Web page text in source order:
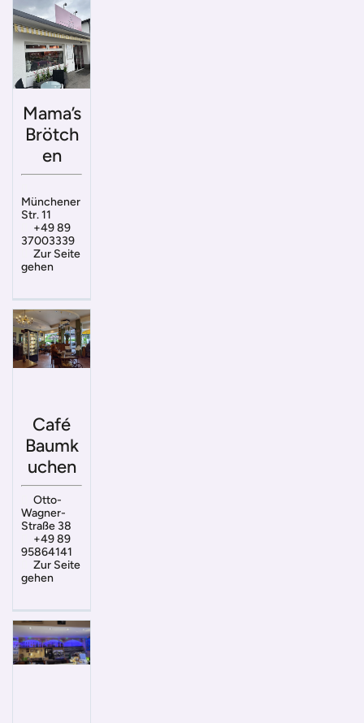
Mama’s
Brötch
en
Münchener
Str. 11
+49 89
37003339
Zur Seite
gehen
Café
Baumk
uchen
Otto-
Wagner-
Straße 38
+49 89
95864141
Zur Seite
gehen